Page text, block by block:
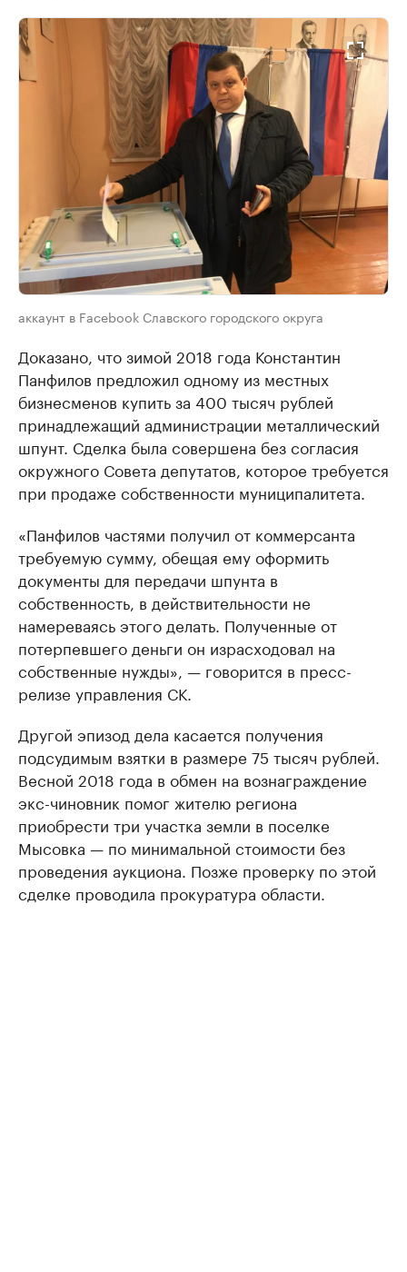
аккаунт в Facebook Славского городского округа
Доказано, что зимой 2018 года Константин
Панфилов предложил одному из местных
бизнесменов купить за 400 тысяч рублей
принадлежащий администрации металлический
шпунт. Сделка была совершена без согласия
окружного Совета депутатов, которое требуется
при продаже собственности муниципалитета.
«Панфилов частями получил от коммерсанта
требуемую сумму, обещая ему оформить
документы для передачи шпунта в
собственность, в действительности не
намереваясь этого делать. Полученные от
потерпевшего деньги он израсходовал на
собственные нужды», — говорится в пресс-
релизе управления СК.
Другой эпизод дела касается получения
подсудимым взятки в размере 75 тысяч рублей.
Весной 2018 года в обмен на вознаграждение
экс-чиновник помог жителю региона
приобрести три участка земли в поселке
Мысовка — по минимальной стоимости без
проведения аукциона. Позже проверку по этой
сделке проводила прокуратура области.